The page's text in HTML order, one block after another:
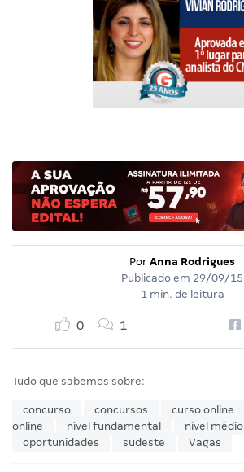
Por Anna Rodrigues
Publicado em 29/09/15
1 min. de leitura
0 1
Tudo que sabemos sobre:
concurso concursos curso online
online
nível fundamental nível médio
oportunidades
sudeste Vagas